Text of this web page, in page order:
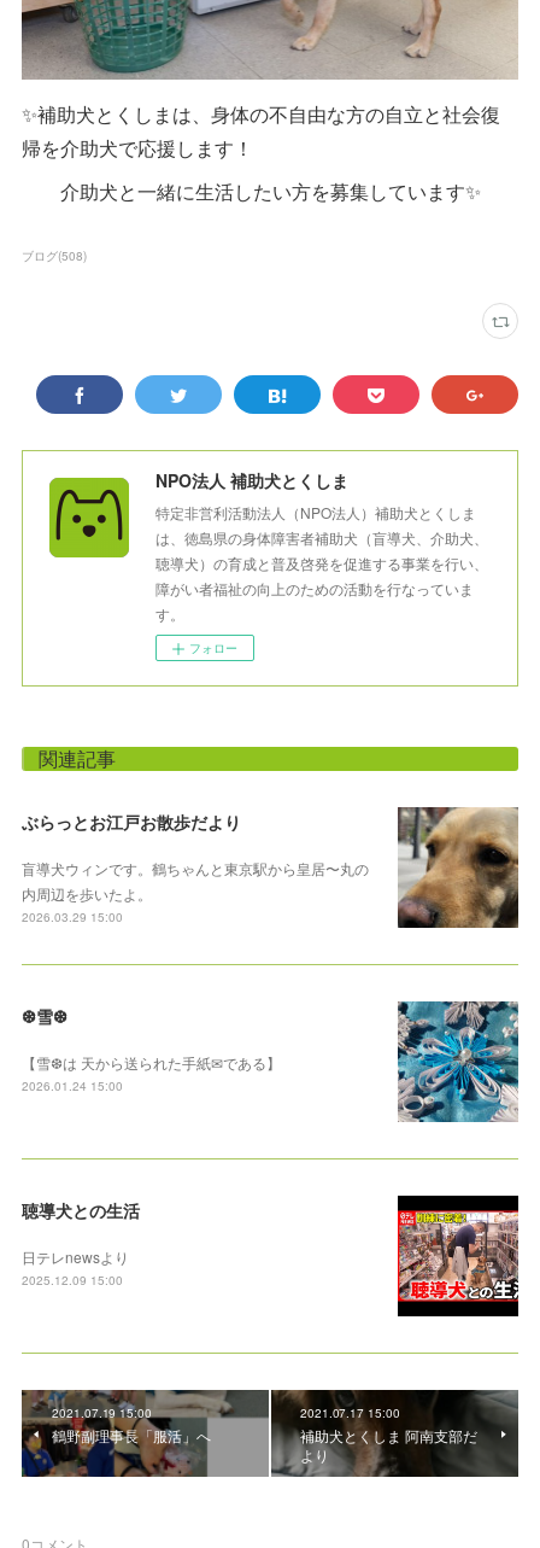
✨補助犬とくしまは、身体の不自由な方の自立と社会復
帰を介助犬で応援します！
介助犬と一緒に生活したい方を募集しています✨
ブログ(508)
NPO法人 補助犬とくしま
特定非営利活動法人（NPO法人）補助犬とくしま
は、徳島県の身体障害者補助犬（盲導犬、介助犬、
聴導犬）の育成と普及啓発を促進する事業を行い、
障がい者福祉の向上のための活動を行なっていま
す。
フォロー
関連記事
ぶらっとお江戸お散歩だより
盲導犬ウィンです。鶴ちゃんと東京駅から皇居〜丸の
内周辺を歩いたよ。
2026.03.29 15:00
❆雪❆
【雪❆は 天から送られた手紙✉である】
2026.01.24 15:00
聴導犬との生活
日テレnewsより
2025.12.09 15:00
2021.07.19 15:00
鶴野副理事長「服活」へ
2021.07.17 15:00
補助犬とくしま 阿南支部だ
より